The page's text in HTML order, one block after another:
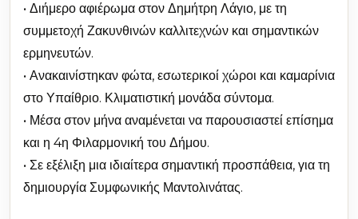
• Διήμερο αφιέρωμα στον Δημήτρη Λάγιο, με τη
συμμετοχή Ζακυνθινών καλλιτεχνών και σημαντικών
ερμηνευτών.
• Ανακαινίστηκαν φώτα, εσωτερικοί χώροι και καμαρίνια
στο Υπαίθριο. Κλιματιστική μονάδα σύντομα.
• Μέσα στον μήνα αναμένεται να παρουσιαστεί επίσημα
και η 4η Φιλαρμονική του Δήμου.
• Σε εξέλιξη μια ιδιαίτερα σημαντική προσπάθεια, για τη
δημιουργία Συμφωνικής Μαντολινάτας.